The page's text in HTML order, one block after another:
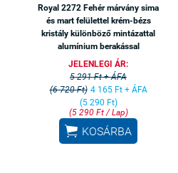
Royal 2272 Fehér márvány sima
és mart felülettel krém-bézs
kristály különböző mintázattal
alumínium berakással
JELENLEGI ÁR:
5 291 Ft + ÁFA
(6 720 Ft) 4 165 Ft + ÁFA
(5 290 Ft)
(5 290 Ft / Lap)
 KOSÁRBA